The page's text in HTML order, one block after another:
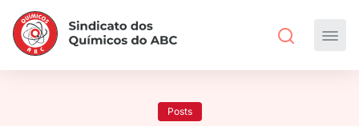
Posts